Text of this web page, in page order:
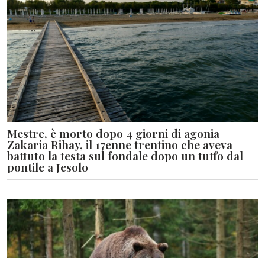
Mestre, è morto dopo 4 giorni di agonia
Zakaria Rihay, il 17enne trentino che aveva
battuto la testa sul fondale dopo un tuffo dal
pontile a Jesolo